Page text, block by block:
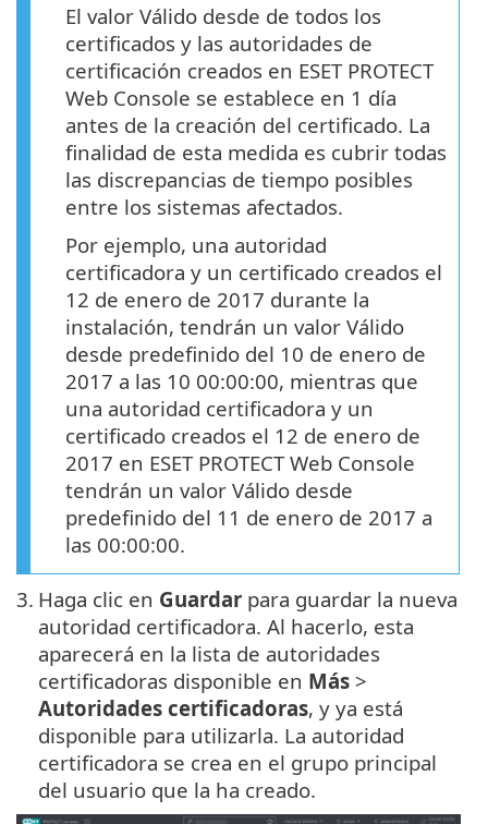
El valor Válido desde de todos los
certificados y las autoridades de
certificación creados en ESET PROTECT
Web Console se establece en 1 día
antes de la creación del certificado. La
finalidad de esta medida es cubrir todas
las discrepancias de tiempo posibles
entre los sistemas afectados.
Por ejemplo, una autoridad
certificadora y un certificado creados el
12 de enero de 2017 durante la
instalación, tendrán un valor Válido
desde predefinido del 10 de enero de
2017 a las 10 00:00:00, mientras que
una autoridad certificadora y un
certificado creados el 12 de enero de
2017 en ESET PROTECT Web Console
tendrán un valor Válido desde
predefinido del 11 de enero de 2017 a
las 00:00:00.
3. Haga clic en Guardar para guardar la nueva
autoridad certificadora. Al hacerlo, esta
aparecerá en la lista de autoridades
certificadoras disponible en Más >
Autoridades certificadoras, y ya está
disponible para utilizarla. La autoridad
certificadora se crea en el grupo principal
del usuario que la ha creado.